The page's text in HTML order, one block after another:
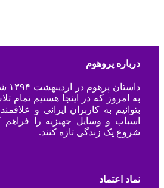
درباره پروهوم
به امروز که در اینجا هستیم تمام
بتوانیم به کاربران ایرانی و
اسباب و وسایل جهیزیه را فراهم
شروع یک زندگی تازه کنند.
نماد اعتماد